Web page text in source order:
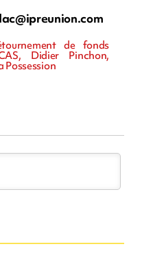
de fonds
Didier Pinchon,
Possession